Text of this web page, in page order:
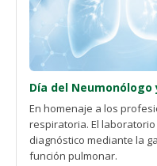
Día del Neumonólogo
En homenaje a los
respiratoria. El
diagnóstico mediante la
función pulmonar.